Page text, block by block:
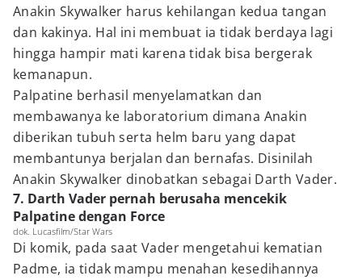
Anakin Skywalker harus kehilangan kedua tangan
dan kakinya. Hal ini membuat ia tidak berdaya lagi
hingga hampir mati karena tidak bisa bergerak
kemanapun.
Palpatine berhasil menyelamatkan dan
membawanya ke laboratorium dimana Anakin
diberikan tubuh serta helm baru yang dapat
membantunya berjalan dan bernafas. Disinilah
Anakin Skywalker dinobatkan sebagai Darth Vader.
7. Darth Vader pernah berusaha mencekik
Palpatine dengan Force
dok. Lucasfilm/Star Wars
Di komik, pada saat Vader mengetahui kematian
Padme, ia tidak mampu menahan kesedihannya